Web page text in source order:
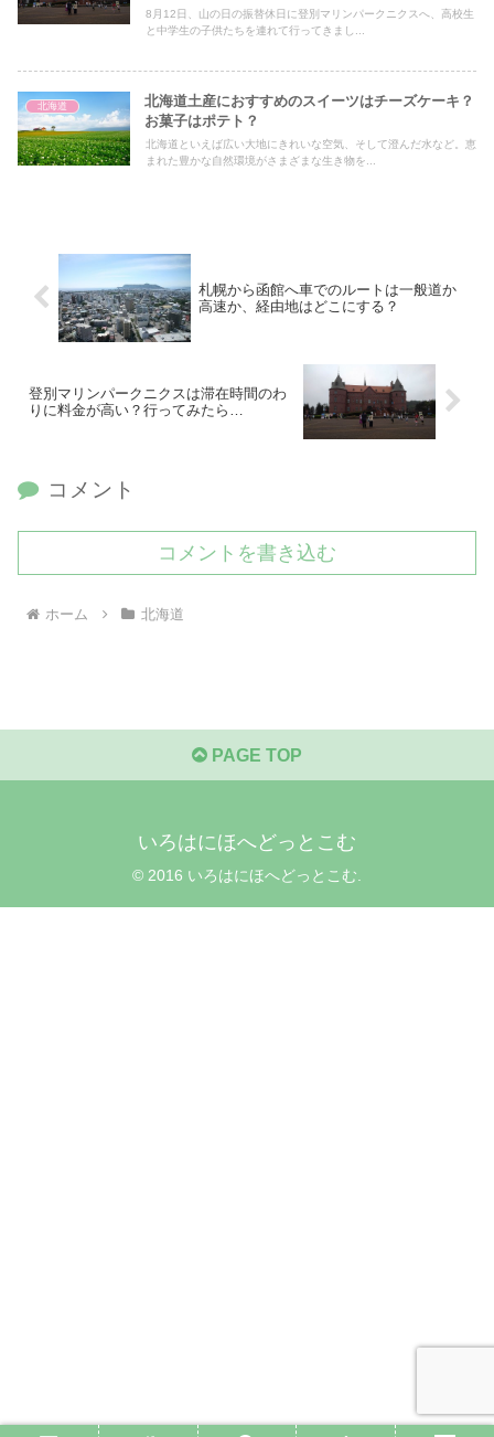
8月12日、山の日の振替休日に登別マリンパークニクスへ、高校生
と中学生の子供たちを連れて行ってきまし...
北海道
北海道土産におすすめのスイーツはチーズケーキ？
お菓子はポテト？
北海道といえば広い大地にきれいな空気、そして澄んだ水など。恵
まれた豊かな自然環境がさまざまな生き物を...
札幌から函館へ車でのルートは一般道か
高速か、経由地はどこにする？
登別マリンパークニクスは滞在時間のわ
りに料金が高い？行ってみたら…
コメント
コメントを書き込む
ホーム 北海道
PAGE TOP
いろはにほへどっとこむ
© 2016 いろはにほへどっとこむ.